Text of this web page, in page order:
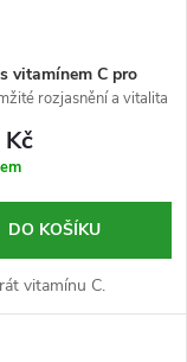
vitamínem C pro
rozjasnění unavené
rozjasnění a vitalita
DO KOŠÍKU
vitamínu C.